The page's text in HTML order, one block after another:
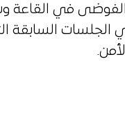
الفوضى في القاعة
السابقة